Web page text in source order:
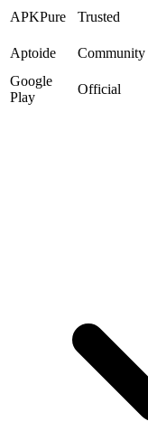
APKPure
Trusted
Aptoide
Community
Google
Play
Official